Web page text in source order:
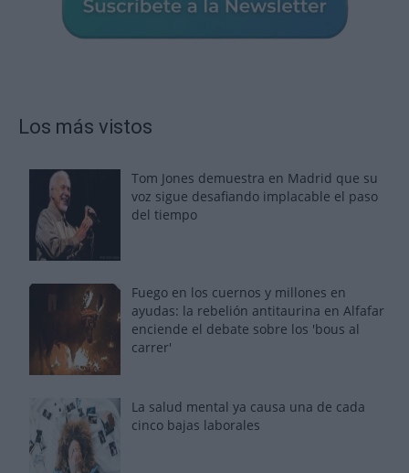
Los más vistos
Tom Jones demuestra en Madrid que su
voz sigue desafiando implacable el paso
del tiempo
Fuego en los cuernos y millones en
ayudas: la rebelión antitaurina en Alfafar
enciende el debate sobre los 'bous al
carrer'
La salud mental ya causa una de cada
cinco bajas laborales